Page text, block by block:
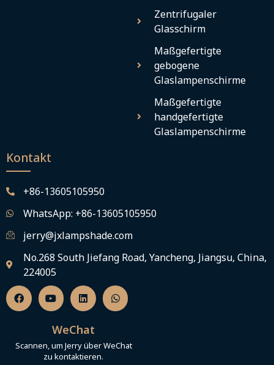
Zentrifugaler
Glasschirm
Maßgefertigte
gebogene
Glaslampenschirme
Maßgefertigte
handgefertigte
Glaslampenschirme
Kontakt
+86-13605105950
WhatsApp: +86-13605105950
jerry@jxlampshade.com
No.268 South Jiefang Road, Yancheng, Jiangsu, China,
224005
F
a
c
e
o
k
Y
o
u
T
u
b
e
L
i
n
k
d
i
n
W
h
a
t
p
p
WeChat
Scannen, um Jerry über WeChat
zu kontaktieren.